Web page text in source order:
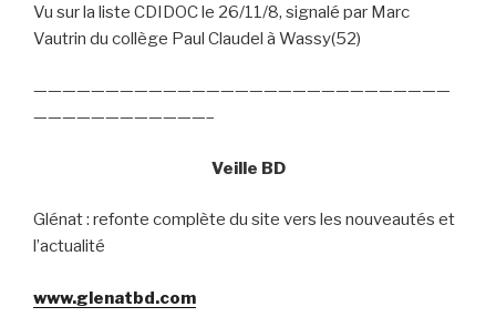
Vu surla liste CDIDOC le 26/11/8, signalé par Marc
Vautrin du collège Paul Claudel à Wassy(52)
—————————————————————————————
————————————–
Veille BD
Glénat : refonte complète du site vers les nouveautés et
l’actualité
www.glenatbd.com